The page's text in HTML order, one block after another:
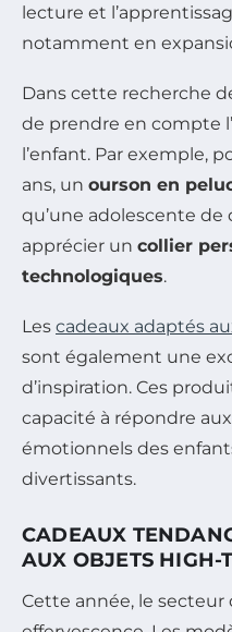
lecture et
notamment en
Dans cette recherche
de prendre en compte
l’enfant. Par exemple,
ans, un ourson en
qu’une adolescente de
apprécier un collier
technologiques.
Les cadeaux adaptés
sont également une
d’inspiration. Ces
capacité à répondre
émotionnels des
divertissants.
CADEAUX
AUX OBJETS HIGH-
Cette année, le